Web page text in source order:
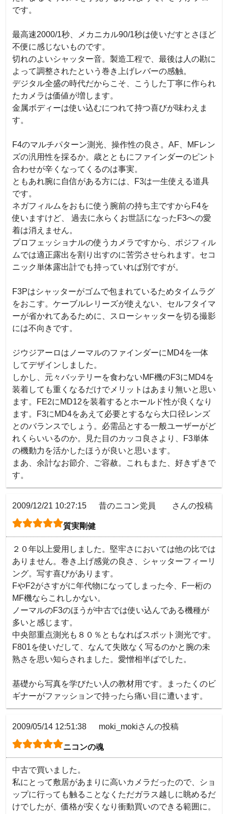
です。
最高速2000/1秒、メカニカル90/1秒は使いだすとさほど
不便に感じないものです。
切れのよいシャッター音。製造工程で、最後は人の勘に
よって調整されたという巻き上げレバーの感触。
デジタル全盛の時代だからこそ、こうした丁寧に作られ
たカメラは価値が増します。
金属ボディーは使い込むにつれて持つ喜びが味わえま
す。
F4のマルチパターン測光、操作性の良さ。AF、MFレン
ズの汎用性を採るか。歳とともにファインダーのピント
合わせが辛くなってくるのは事実。
ともあれ腕に自信がある方には、F3は一生使える道具
です。
ネガフィルムをおもに使う腕前の持ち主ですからF4を
使いますけど、 過去に永らくお世話になったF3への愛
着は消えません。
プロフェッショナルの使うカメラですから、ポジフィル
ムでは適正露出を割り出すのに苦労させられます。セコ
ニック単体露出計でも持っていれば別ですが。
F3Pはシャッターがゴムで包まれているためタイムラグ
をおこす。ケーブルレリーズが使えない、セルフタイマ
ーが省かれてあるために、スローシャッターを切る撮影
には不向きです。
ジウジアーロはノーマルのファインダーにMD4を一体
してデザインしました。
しかし、元々バッテリーを食わないMF機のF3にMD4を
装着しても重くなるだけでメリットはあまり無いと思い
ます。FE2にMD12を装着するとホールド性が良くなり
ます。F3にMD4をあえて必要とするなら大口径レンズ
とのバランスでしょう。必需品とする一般ユーザーがど
れくらいいるのか。見た目のカッコ良さより、F3単体
の機動力を活かしたほうが良いと思います。
まあ、余計なお節介、ご容赦。これもまた、好きずきで
す。
2009/12/21 10:27:15 昔のニコン党員 さんの投稿
質実剛健
２０年以上愛用しました。堅牢さにおいては他の比では
ありません。巻き上げ感覚の良さ、シャッターフィーリ
ング。写す喜びがあります。
FやF2がさすがに年代物になってしまった今、F一桁の
MF機ならこれしかない。
ノーマルのF3のほうが中古では使い込んである機種が
多いと感じます。
中央部重点測光も８０％ともなればスポット測光です。
F801を使いだして、なんて失敗なく写るのかと腕の未
熟さを思い知らされました。愛憎相半ばでした。
基礎から写真を学びたい人の教材用です。まったくのビ
2009/05/14 12:51:38 moki_mokiさんの投稿
ニコンの魂
中古で買いました。
私にとって敷居があまりに高いカメラだったので、ショ
ップに行っても触ることなくただガラス越しに眺めるだ
けでしたが、価格が安くなり衝動買いのできる範囲に。